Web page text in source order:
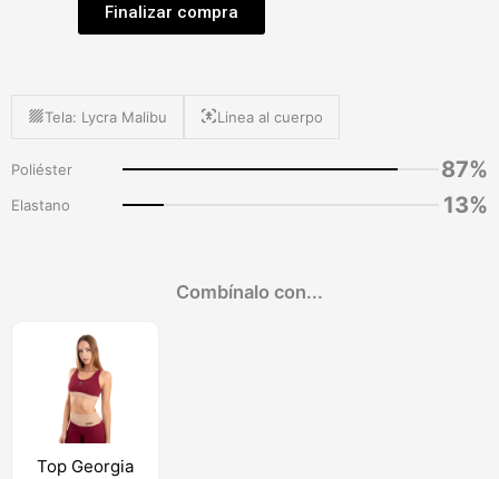
Finalizar compra
Tela: Lycra Malibu Linea al cuerpo
Poliéster 87%
Elastano 13%
Combínalo con...
Top Georgia
producto